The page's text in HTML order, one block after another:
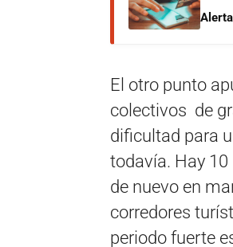
El otro punto
colectivos de
dificultad para
todavía. Hay
de nuevo en
corredores
periodo fuerte